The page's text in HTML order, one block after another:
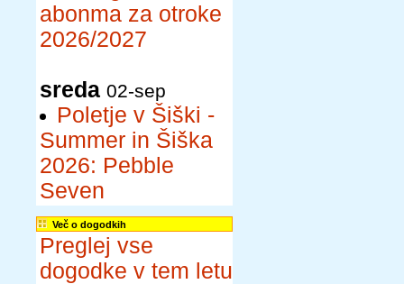
abonma za otroke
2026/2027
sreda 02-sep
Poletje v Šiški -
Summer in Šiška
2026: Pebble
Seven
Več o dogodkih
Preglej vse
dogodke v tem letu